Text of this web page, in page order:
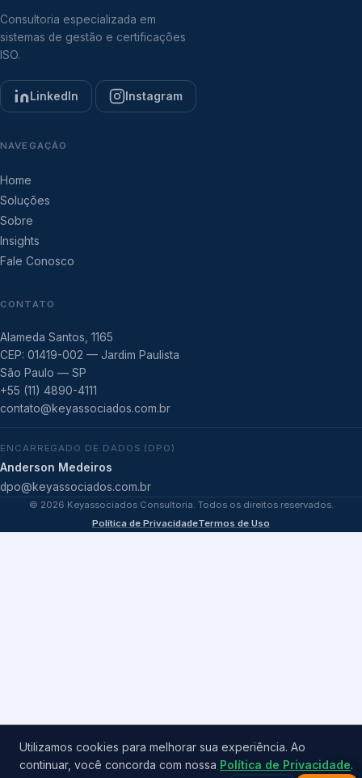
Consultoria especializada em
sistemas de gestão e certificações
ISO.
LinkedIn Instagram
NAVEGAÇÃO
Home
Soluções
Sobre
Insights
Fale Conosco
CONTATO
Alameda Santos, 1165
CEP: 01419-002 — Jardim Paulista
São Paulo — SP
+55 (11) 4890-4111
contato@keyassociados.com.br
ENCARREGADO DE DADOS (DPO)
Anderson Medeiros
dpo@keyassociados.com.br
© 2026 Keyassociados Consultoria. Todos os direitos reservados.
Política de PrivacidadeTermos de Uso
Utilizamos cookies para melhorar sua experiência. Ao
continuar, você concorda com nossa Política de Privacidade.